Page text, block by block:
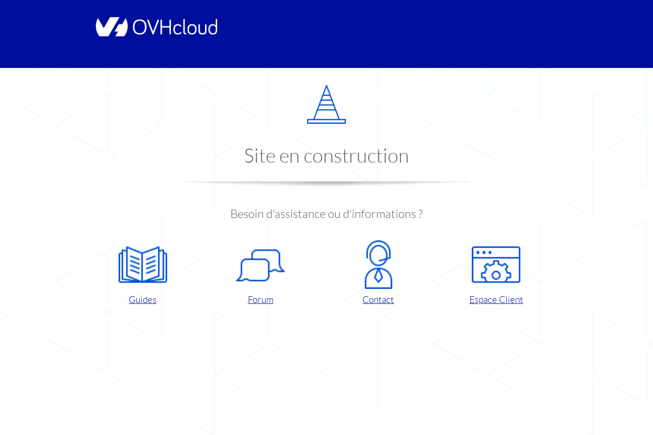
Site en construction
Besoin d'assistance ou d'informations ?
Guides Forum Contact Espace Client